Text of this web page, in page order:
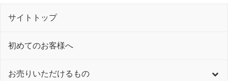
サイトトップ
初めてのお客様へ
お売りいただけるもの